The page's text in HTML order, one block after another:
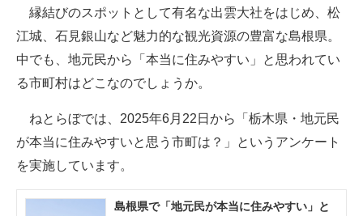
ITの今と未来を見通す
スマホと通信の最新トレンド
ビジネスと働き方のヒント
AI活用のいまが分かる
縁結びのスポットとして有名な出雲大社をはじめ、松
江城、石見銀山など魅力的な観光資源の豊富な島根県。
中でも、地元民から「本当に住みやすい」と思われてい
る市町村はどこなのでしょうか。
ねとらぼでは、2025年6月22日から「栃木県・地元民
が本当に住みやすいと思う市町は？」というアンケート
を実施しています。
島根県で「地元民が本当に住みやすい」と